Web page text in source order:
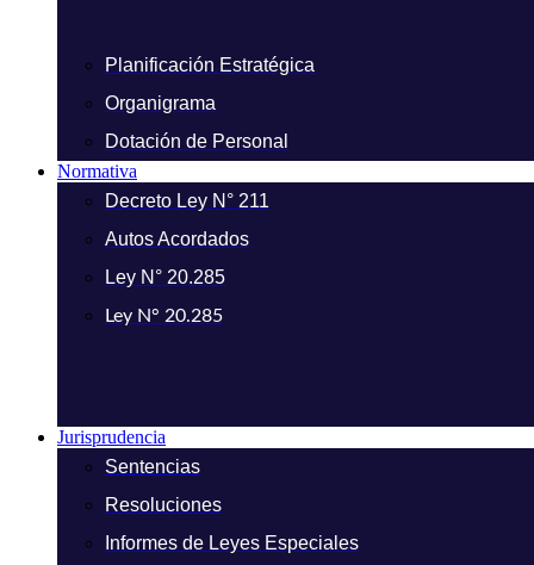
Planificación Estratégica
Organigrama
Dotación de Personal
Normativa
Decreto Ley N° 211
Autos Acordados
Ley N° 20.285
Ley N° 20.285
Jurisprudencia
Sentencias
Resoluciones
Informes de Leyes Especiales